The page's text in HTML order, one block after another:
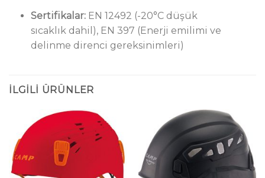
Sertifikalar:EN 12492 (-20°C düşük
sıcaklık dahil), EN 397 (Enerji emilimi ve
delinme direnci gereksinimleri)
İLGILI ÜRÜNLER